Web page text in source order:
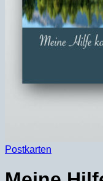
Postkarten